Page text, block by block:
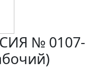
№ 0107-